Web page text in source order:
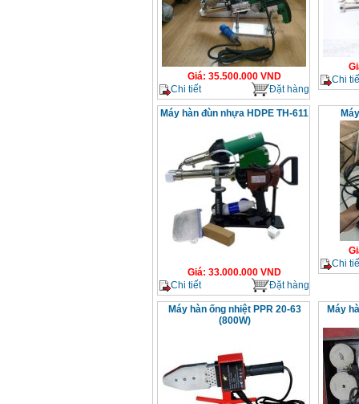
Giá: 35.500.000 VND
Chi tiết
Đặt hàng
Chi
Máy hàn đùn nhựa HDPE TH-611
Giá: 33.000.000 VND
Chi tiết
Đặt hàng
Chi
Máy hàn ống nhiệt PPR 20-63
(800W)
Máy